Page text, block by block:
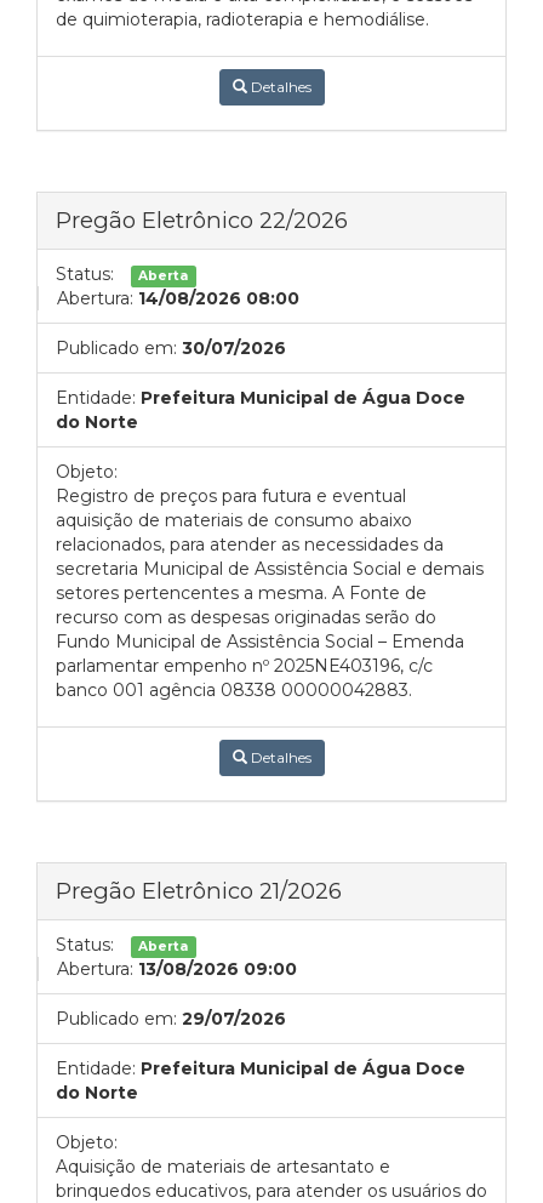
de quimioterapia, radioterapia e hemodiálise.
Detalhes
Pregão Eletrônico 22/2026
Status: Aberta
Abertura: 14/08/2026 08:00
Publicado em: 30/07/2026
Entidade: Prefeitura Municipal de Água Doce
do Norte
Objeto:
Registro de preços para futura e eventual
aquisição de materiais de consumo abaixo
relacionados, para atender as necessidades da
secretaria Municipal de Assistência Social e demais
setores pertencentes a mesma. A Fonte de
recurso com as despesas originadas serão do
Fundo Municipal de Assistência Social – Emenda
parlamentar empenho nº 2025NE403196, c/c
banco 001 agência 08338 00000042883.
Detalhes
Pregão Eletrônico 21/2026
Status: Aberta
Abertura: 13/08/2026 09:00
Publicado em: 29/07/2026
Entidade: Prefeitura Municipal de Água Doce
do Norte
Objeto:
Aquisição de materiais de artesantato e
brinquedos educativos, para atender os usuários do